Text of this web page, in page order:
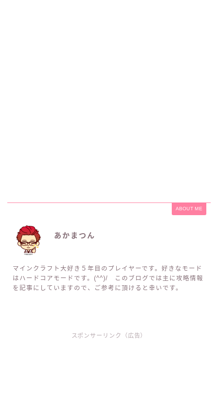
ABOUT ME
あかまつん
マインクラフト大好き５年目のプレイヤーです。好きなモード
はハードコアモードです。(^^)/ このブログでは主に攻略情報
を記事にしていますので、ご参考に頂けると幸いです。
スポンサーリンク（広告）